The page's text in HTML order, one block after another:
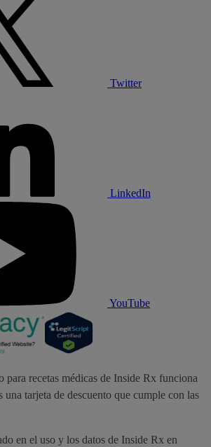
Twitter
LinkedIn
YouTube
para recetas médicas de Inside Rx funciona
una tarjeta de descuento que cumple con las
en el uso y los datos de Inside Rx en